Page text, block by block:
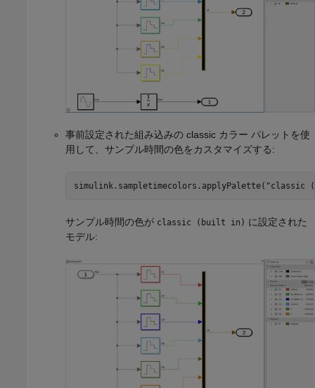
事前設定された組み込みの classic カラー パレットを使
用して、サンプル時間の色をカスタマイズする:
simulink.sampletimecolors.applyPalette( "classic
サンプル時間の色が classic (built in) に設定された
モデル: